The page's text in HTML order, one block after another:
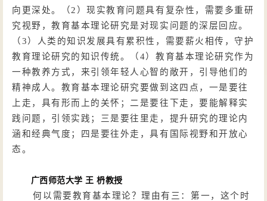
向更深处。（2）现实教育问题具有复杂性，需要多重研
究视野，教育基本理论研究是对现实问题的深层回应。
（3）人类的知识发展具有累积性，需要薪火相传，守护
教育理论研究的知识传统。（4）教育基本理论研究作为
一种教养方式，来引领年轻人心智的敞开，引导他们的
精神成人。教育基本理论研究要做到这四点，一是要往
上走，具有形而上的关怀；二是要往下走，要能解释实
践问题，引领实践；三是要往里走，提升研究的理论内
涵和经典气度；四是要往外走，具有国际视野和开放心
态。
广西师范大学 王 枬教授
何以需要教育基本理论？理由有三：第一，这个时